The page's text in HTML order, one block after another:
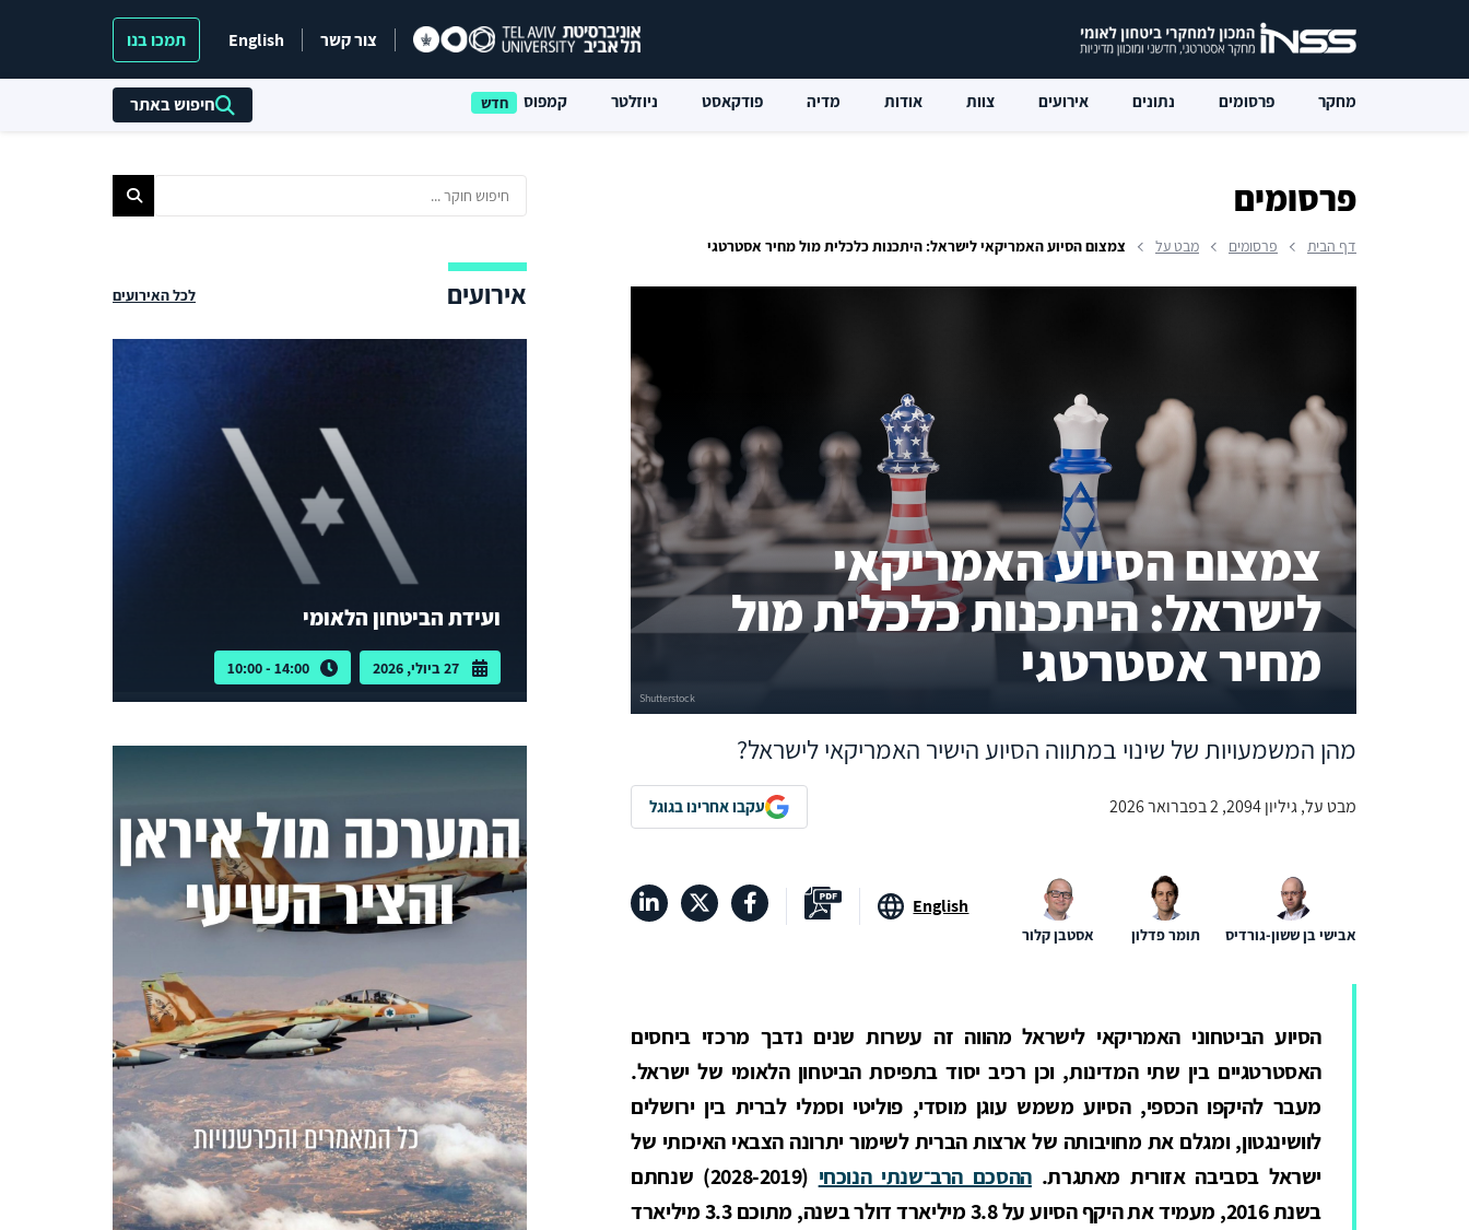
צור קשר English תמכו בנו
מחקר פרסומים נתונים אירועים צוות אודות מדיה פודקאסט ניוזלטר קמפוס חיפוש באתר
פרסומים
דף הבית פרסומים מבט על צמצום הסיוע האמריקאי לישראל: היתכנות כלכלית מול מחיר אסטרטגי
צמצום הסיוע האמריקאי
לישראל: היתכנות כלכלית מול
מחיר אסטרטגי
מהן המשמעויות של שינוי במתווה הסיוע הישיר האמריקאי לישראל?
מבט על, גיליון 2094, 2 בפברואר 2026 עקבו אחרינו בגוגל
English
אבישי בן ששון-גורדיס תומר פדלון אסטבן קלור
הסיוע הביטחוני האמריקאי לישראל מהווה זה עשרות שנים נדבך מרכזי ביחסים
האסטרטגיים בין שתי המדינות, וכן רכיב יסוד בתפיסת הביטחון הלאומי של ישראל.
מעבר להיקפו הכספי, הסיוע משמש עוגן מוסדי, פוליטי וסמלי לברית בין ירושלים
לוושינגטון, ומגלם את מחויבותה של ארצות הברית לשימור יתרונה הצבאי האיכותי של
ישראל בסביבה אזורית מאתגרת.ההסכם הרב־שנתי הנוכחי
(2028-2019) שנחתם
בשנת 2016, מעמיד את היקף הסיוע על 3.8 מיליארד דולר בשנה, מתוכם 3.3 מיליארד
אירועים לכל האירועים
ועידת הביטחון הלאומי
27 ביולי, 2026 14:00 - 10:00